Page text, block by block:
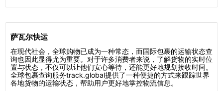
萨瓦尔快运
在现代社会，全球购物已成为一种常态，而国际包裹的运输状态查
询也因此显得尤为重要。对于许多消费者来说，了解货物的实时位
置与状态，不仅可以让他们安心等待，还能更好地规划接收时间。
全球包裹查询服务track.global提供了一种便捷的方式来跟踪世界
各地货物的运输状态，帮助用户更好地掌控物流信息。